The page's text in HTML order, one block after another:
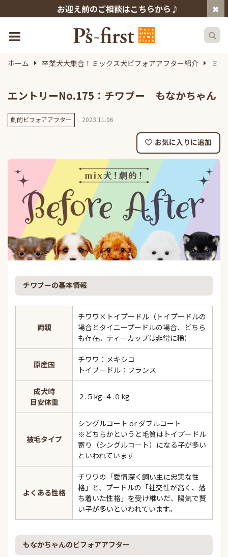
お迎え前のご相談はこちらから♪
ホーム 卒業犬大集合！ミックス犬ビフォアアフター紹介 ミ
エントリーNo.175：チワプー もなかちゃん
劇的ビフォアアフター 2023.11.06
お気に入りに追加
チワプーの基本情報
両親
チワワ×トイプードル（トイプードルの
場合とタイニープードルの場合、どちら
も存在。ティーカップは非常に稀）
原産国
チワワ：メキシコ
トイプードル：フランス
成犬時
目安体重
２.５kg-４.０kg
被毛タイプ
シングルコート or ダブルコート
※どちらかというと毛質はトイプードル
寄り（シングルコート）になる子が多い
といわれています
よくある性格
チワワの「愛情深く飼い主に忠実な性
格」と、プードルの「社交性が高く、落
ち着いた性格」を受け継いだ、陽気で賢
い子が多いといわれています。
もなかちゃんのビフォアアフター